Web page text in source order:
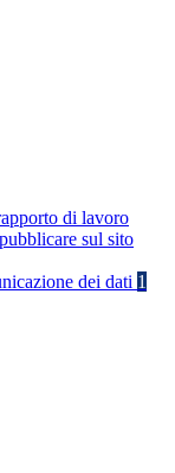
di lavoro
sul sito
dei dati 1